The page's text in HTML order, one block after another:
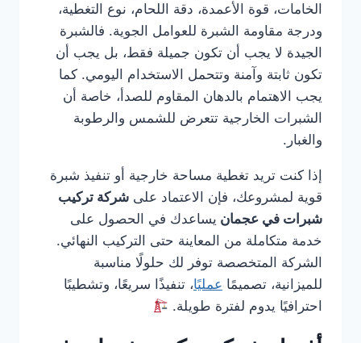
الخامات، قوة الأعمدة، دقة اللحام، نوع التغطية،
ودرجة مقاومة الشبرة للعوامل الجوية. فالشبرة
الجيدة لا يجب أن تكون جميلة فقط، بل يجب أن
تكون ثابتة وآمنة وتتحمل الاستخدام اليومي. كما
يجب الاهتمام بالدهان المقاوم للصدأ، خاصة أن
الشبرات الخارجية تتعرض للشمس والرطوبة
والغبار.
إذا كنت تريد تغطية مساحة خارجية أو تنفيذ شبرة
قوية لمشروعك، فإن الاعتماد على شركة تركيب
شبرات في عجمان يساعدك في الحصول على
خدمة متكاملة من المعاينة حتى التركيب النهائي.
الشركة المتخصصة توفر لك حلولًا مناسبة
للميزانية، تصميمًا عمليًا، تنفيذًا سريعًا، وتشطيبًا
احترافيًا يدوم لفترة طويلة.